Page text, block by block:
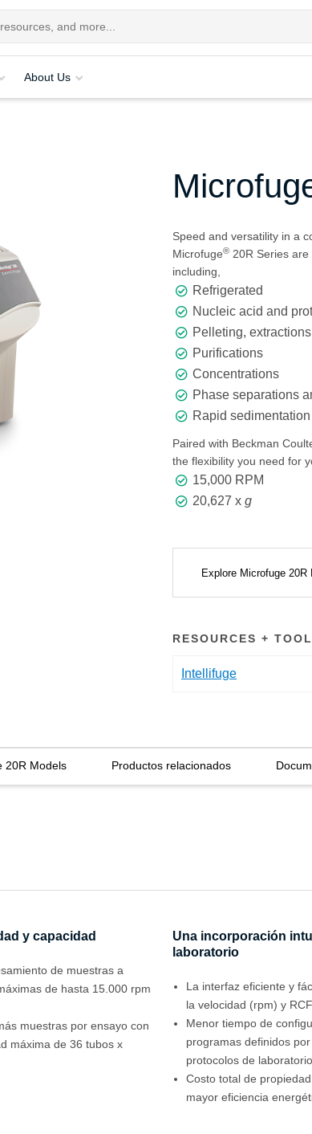
About Us
Speed and versatility in a
Microfuge® 20R Series
including,
Refrigerated
Nucleic acid and
Pelleting, extractions
Purifications
Concentrations
Phase separations
Rapid
Paired with Beckman
the flexibility you need for
15,000 RPM
20,627 x g
Explore Microfuge 20R
RESOURCES +
Intellifuge
20R Models Productos relacionados
y capacidad
de muestras a
de hasta 15.000 rpm
muestras por ensayo con
máxima de 36 tubos x
Una incorporación
laboratorio
La interfaz eficiente y
la velocidad (rpm) y
Menor tiempo de
programas definidos
protocolos de
Costo total de
mayor eficiencia